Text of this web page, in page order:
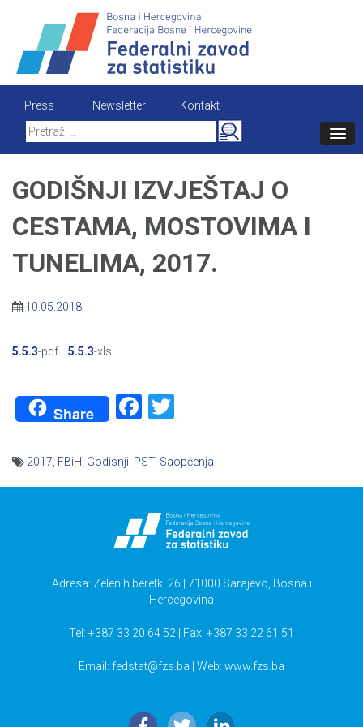
content
Press Newsletter
Kontakt
Search
for:
GODIŠNJI IZVJEŠTAJ O
CESTAMA, MOSTOVIMA I
TUNELIMA, 2017.
10.05.2018
5.5.3-pdf 5.5.3-xls
Share Facebook
2017 FBiH Godisnji PST, Saopćenja
Adresa: Zelenih beretki 26 | 71000 Sarajevo, Bosna i
Hercegovina
Tel: +387 33 20 64 52 | Fax: +387 33 22 61 51
Email: fedstat@fzs.ba | Web: www.fzs.ba